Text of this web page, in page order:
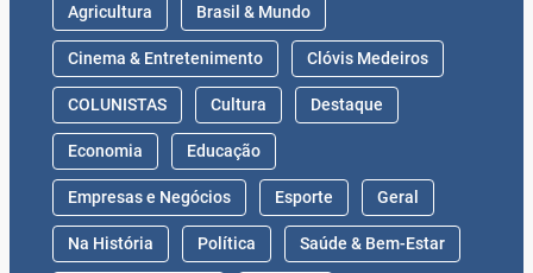
Agricultura Brasil & Mundo
Cinema & Entretenimento Clóvis Medeiros
COLUNISTAS Cultura Destaque
Economia Educação
Empresas e Negócios Esporte Geral
Na História Política Saúde & Bem-Estar